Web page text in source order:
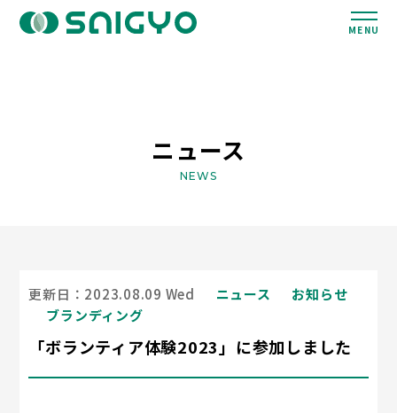
MENU
ニュース
NEWS
更新日：2023.08.09 Wed ニュース
お知らせ
ブランディング
「ボランティア体験2023」に参加しました